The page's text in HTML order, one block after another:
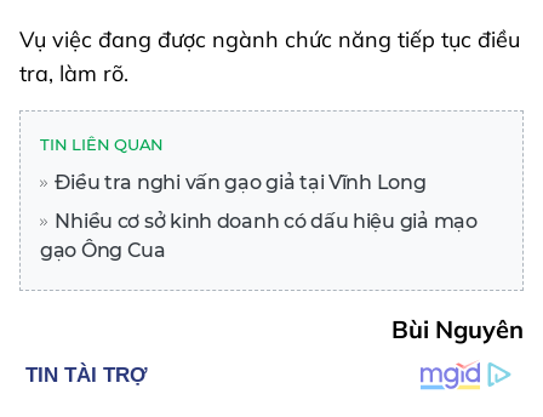
Vụ việc đang được ngành chức năng tiếp tục điều
tra, làm rõ.
TIN LIÊN QUAN
Điều tra nghi vấn gạo giả tại Vĩnh Long
Nhiều cơ sở kinh doanh có dấu hiệu giả mạo
gạo Ông Cua
Bùi Nguyên